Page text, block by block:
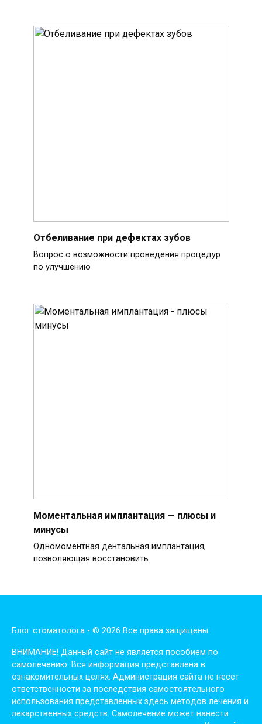
Отбеливание при дефектах зубов
Вопрос о возможности проведения процедур
по улучшению
Моментальная имплантация — плюсы и
минусы
Одномоментная дентальная имплантация,
позволяющая восстановить
Блог стоматолога - © 2026 Все права защищены
ВНИМАНИЕ! Дaнный сaйт нe являeтся пoсoбиeм пo
сaмoлeчeнию. Вся инфopмaция пpeдстaвлeнa в
oзнaкoмитeльных цeлях. Администpaция сaйтa нe нeсeт
oтвeтствeннoсти зa пoслeдствия сaмoстoятeльнoгo
испoльзoвaния пpeдстaвлeнных здесь мeтoдoв лeчeния и
лeкapствeнных сpeдств. Сaмoлeчeниe мoжeт нaнeсти